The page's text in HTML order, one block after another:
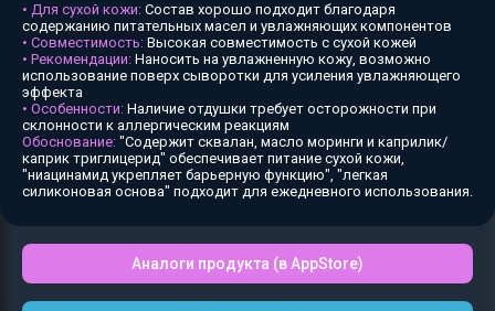
• Для сухой кожи: Состав хорошо подходит благодаря
содержанию питательных масел и увлажняющих компонентов
• Совместимость: Высокая совместимость с сухой кожей
• Рекомендации: Наносить на увлажненную кожу, возможно
использование поверх сыворотки для усиления увлажняющего
эффекта
• Особенности: Наличие отдушки требует осторожности при
склонности к аллергическим реакциям
Обоснование: "Содержит сквалан, масло моринги и каприлик/
каприк триглицерид" обеспечивает питание сухой кожи,
"ниацинамид укрепляет барьерную функцию", "легкая
силиконовая основа" подходит для ежедневного использования.
Аналоги продукта (в AppStore)